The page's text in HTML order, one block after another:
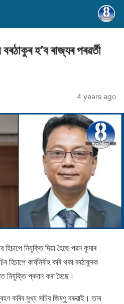
হ’ব ৰাজ্যৰ পৰৱৰ্তী
4 years ago
হিচাপে নিযুক্তি দিয়া হৈছে পৱন কুমাৰ
কাৰ্যনিৰ্বাহ কৰি থকা বৰঠাকুৰক
নিযুক্তি প্ৰদান কৰা হৈছে।
কৰিব মুখ্য সচিব জিষ্ণু বৰুৱাই। তাৰ